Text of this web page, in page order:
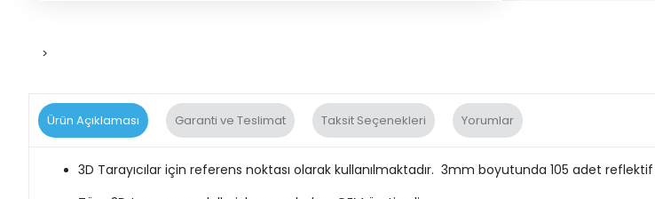
>
Ürün Açıklaması Garanti ve Teslimat Taksit Seçenekleri Yorumlar
3D Tarayıcılar için referens noktası olarak kullanılmaktadır. 3mm boyutunda 105 adet